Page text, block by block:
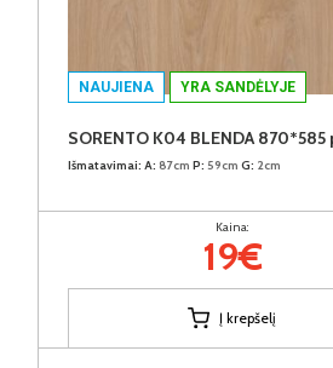
NAUJIENA YRA SANDĖLYJE
Išmatavimai: A: 87cm P: 59cm G: 2cm
Kaina:
19€
Į krepšelį